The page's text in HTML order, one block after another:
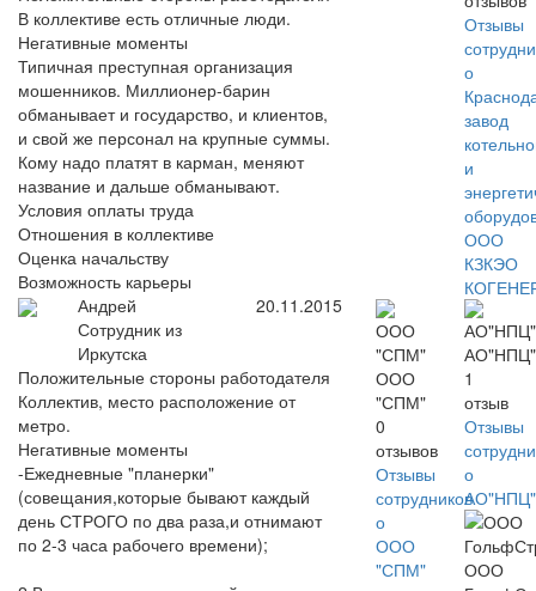
В коллективе есть отличные люди.
Негативные моменты
Типичная преступная организация
мошенников. Миллионер-барин
обманывает и государство, и клиентов,
и свой же персонал на крупные суммы.
Кому надо платят в карман, меняют
название и дальше обманывают.
Условия оплаты труда
Отношения в коллективе
Оценка начальству
Возможность карьеры
Андрей
Сотрудник из
Иркутска
20.11.2015
Положительные стороны работодателя
Коллектив, место расположение от
метро.
Негативные моменты
-Ежедневные "планерки"
(совещания,которые бывают каждый
день СТРОГО по два раза,и отнимают
по 2-3 часа рабочего времени);
Отзывы
о
завод
и
ООО
КЗКЭО
ООО
"СПМ"
0
отзывов
Отзывы
сотрудников
о
ООО
"СПМ"
1
отзыв
Отзывы
о
ООО